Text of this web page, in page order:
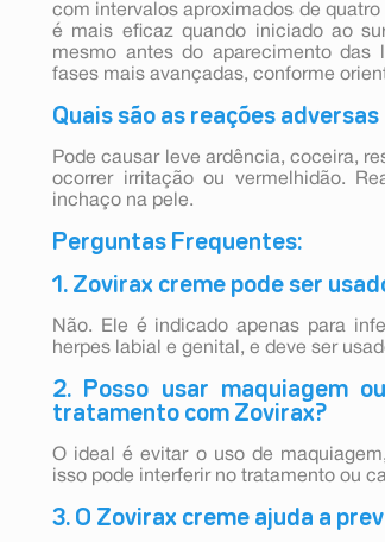
com intervalos aproximados de
é mais eficaz quando iniciado ao
mesmo antes do aparecimento das
fases mais avançadas, conforme
Quais são as reações
Pode causar leve ardência, coceira,
ocorrer irritação ou vermelhidão.
inchaço na pele.
Perguntas Frequentes:
1. Zovirax creme pode ser
Não. Ele é indicado apenas para
herpes labial e genital, e deve ser
2. Posso usar maquiagem
tratamento com Zovirax?
O ideal é evitar o uso de
isso pode interferir no tratamento ou
3. O Zovirax creme ajuda a